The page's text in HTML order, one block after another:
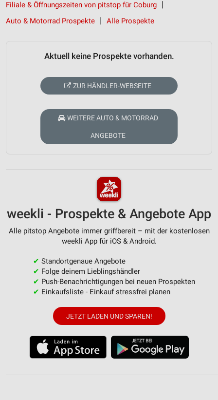
Filiale & Öffnungszeiten von pitstop für Coburg
Auto & Motorrad Prospekte
Alle Prospekte
Aktuell keine Prospekte vorhanden.
ZUR HÄNDLER-WEBSEITE
WEITERE AUTO & MOTORRAD
ANGEBOTE
weekli - Prospekte & Angebote App
Alle pitstop Angebote immer griffbereit – mit der kostenlosen
weekli App für iOS & Android.
✔ Standortgenaue Angebote
✔ Folge deinem Lieblingshändler
✔ Push-Benachrichtigungen bei neuen Prospekten
✔ Einkaufsliste - Einkauf stressfrei planen
JETZT LADEN UND SPAREN!